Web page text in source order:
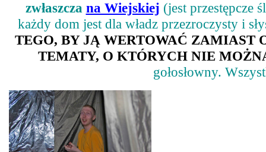
zwłaszcza na Wiejskiej (jest przestępcze
każdy dom jest dla władz przezroczysty i
TEGO, BY JĄ WERTOWAĆ
TEMATY, O KTÓRYCH NIE
gołosłowny.